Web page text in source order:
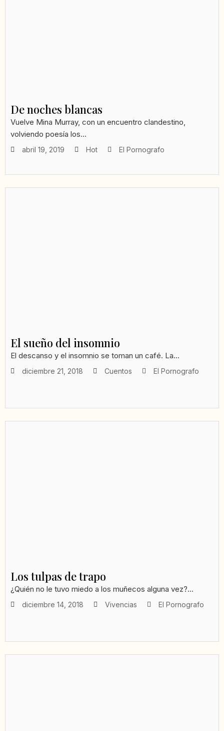
De noches blancas
Vuelve Mina Murray, con un encuentro clandestino,
volviendo poesía los...
abril 19, 2019 Hot El Pornografo
El sueño del insomnio
El descanso y el insomnio se toman un café. La...
diciembre 21, 2018 Cuentos El Pornografo
Los tulpas de trapo
¿Quién no le tuvo miedo a los muñecos alguna vez?...
diciembre 14, 2018 Vivencias El Pornografo